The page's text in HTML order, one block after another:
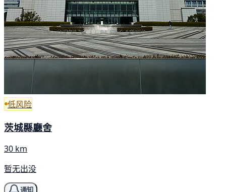
低风险
茨城縣廳舍
30 km
暂无出没
通知